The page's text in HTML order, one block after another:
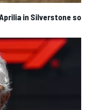
in Silverstone so